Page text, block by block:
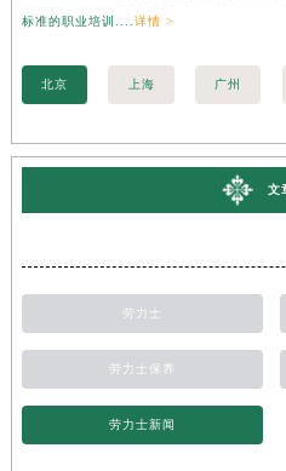
标准的职业培训.... 详情 >
北京 上海 广州
文
劳力士
劳力士保养
劳力士新闻